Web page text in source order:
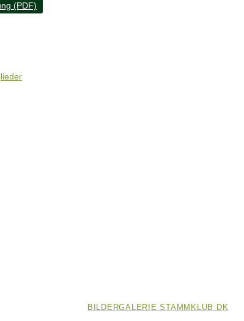
(PDF)
BILDERGALERIE STAMMKLUB DK